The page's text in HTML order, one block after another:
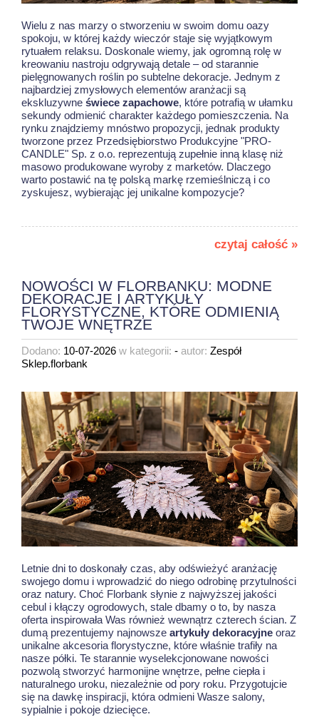
Wielu z nas marzy o stworzeniu w swoim domu oazy
spokoju, w której każdy wieczór staje się wyjątkowym
rytuałem relaksu. Doskonale wiemy, jak ogromną rolę w
kreowaniu nastroju odgrywają detale – od starannie
pielęgnowanych roślin po subtelne dekoracje. Jednym z
najbardziej zmysłowych elementów aranżacji są
ekskluzywne świece zapachowe, które potrafią w ułamku
sekundy odmienić charakter każdego pomieszczenia. Na
rynku znajdziemy mnóstwo propozycji, jednak produkty
tworzone przez Przedsiębiorstwo Produkcyjne "PRO-
CANDLE" Sp. z o.o. reprezentują zupełnie inną klasę niż
masowo produkowane wyroby z marketów. Dlaczego
warto postawić na tę polską markę rzemieślniczą i co
zyskujesz, wybierając jej unikalne kompozycje?
czytaj całość »
NOWOŚCI W FLORBANKU: MODNE
DEKORACJE I ARTYKUŁY
FLORYSTYCZNE, KTÓRE ODMIENIĄ
TWOJE WNĘTRZE
Dodano: 10-07-2026 w kategorii: - autor: Zespół
Sklep.florbank
Letnie dni to doskonały czas, aby odświeżyć aranżację
swojego domu i wprowadzić do niego odrobinę przytulności
oraz natury. Choć Florbank słynie z najwyższej jakości
cebul i kłączy ogrodowych, stale dbamy o to, by nasza
oferta inspirowała Was również wewnątrz czterech ścian. Z
dumą prezentujemy najnowsze artykuły dekoracyjne oraz
unikalne akcesoria florystyczne, które właśnie trafiły na
nasze półki. Te starannie wyselekcjonowane nowości
pozwolą stworzyć harmonijne wnętrze, pełne ciepła i
naturalnego uroku, niezależnie od pory roku. Przygotujcie
się na dawkę inspiracji, która odmieni Wasze salony,
sypialnie i pokoje dziecięce.